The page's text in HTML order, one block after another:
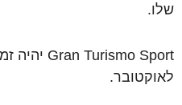
שלו.
לאוקטובר.